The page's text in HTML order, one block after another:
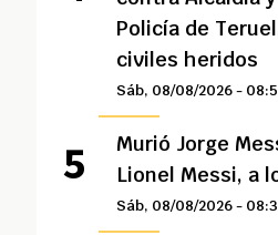
Policía de
civiles heridos
Sáb, 08/08/2026 -
Murió Jorge
Lionel Messi, a
Sáb, 08/08/2026 -